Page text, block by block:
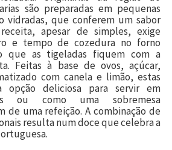
são preparadas em pequenas
vidradas, que conferem um sabor
apesar de simples, exige
e tempo de cozedura no forno
que as tigeladas fiquem com a
Feitas à base de ovos, açúcar,
com canela e limão, estas
opção deliciosa para servir em
ou como uma sobremesa
de uma refeição. A combinação de
resulta num doce que celebra a